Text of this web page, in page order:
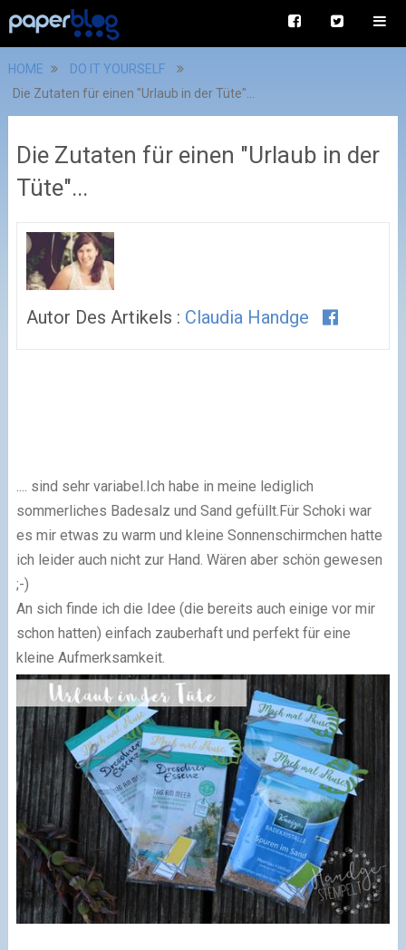
HOME
DO IT YOURSELF
Die Zutaten für einen "Urlaub in der Tüte"...
Die Zutaten für einen "Urlaub in der
Tüte"...
Autor Des Artikels : Claudia Handge
.... sind sehr variabel.Ich habe in meine lediglich
sommerliches Badesalz und Sand gefüllt.Für Schoki war
es mir etwas zu warm und kleine Sonnenschirmchen hatte
ich leider auch nicht zur Hand. Wären aber schön gewesen
;-)
An sich finde ich die Idee (die bereits auch einige vor mir
schon hatten) einfach zauberhaft und perfekt für eine
kleine Aufmerksamkeit.